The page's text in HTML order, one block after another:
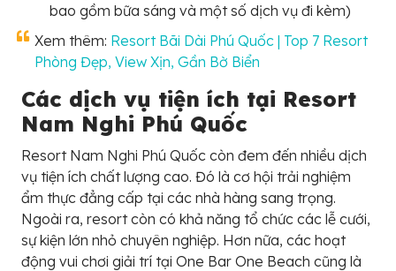
bao gồm bữa sáng và một số dịch vụ đi kèm)
Xem thêm: Resort Bãi Dài Phú Quốc | Top 7 Resort
Phòng Đẹp, View Xịn, Gần Bờ Biển
Các dịch vụ tiện ích tại Resort
Nam Nghi Phú Quốc
Resort Nam Nghi Phú Quốc còn đem đến nhiều dịch
vụ tiện ích chất lượng cao. Đó là cơ hội trải nghiệm
ẩm thực đẳng cấp tại các nhà hàng sang trọng.
Ngoài ra, resort còn có khả năng tổ chức các lễ cưới,
sự kiện lớn nhỏ chuyên nghiệp. Hơn nữa, các hoạt
động vui chơi giải trí tại One Bar One Beach cũng là